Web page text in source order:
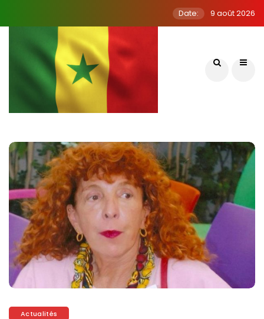
Date: 9 août 2026
Actualités